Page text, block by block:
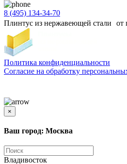
8 (495) 134-34-70
Плинтус из нержавеющей стали от
Политика конфиденциальности
Согласиe на обработку
×
Ваш город: Москва
Владивосток